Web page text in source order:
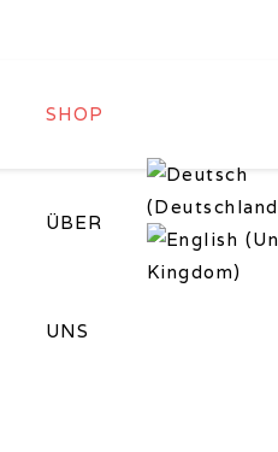
SHOP
ÜBER
UNS